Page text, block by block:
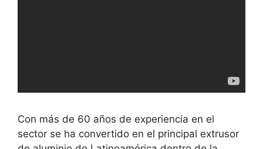
Con más de 60 años de experiencia en el
sector se ha convertido en el principal extrusor